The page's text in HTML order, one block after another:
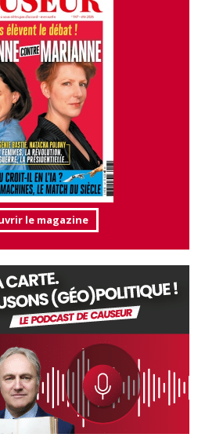
le magazine